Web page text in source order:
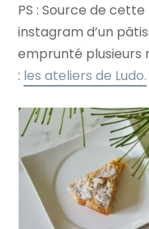
PS : Source de
instagram d’un
emprunté
: les ateliers de Ludo.